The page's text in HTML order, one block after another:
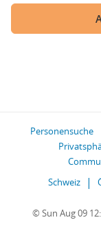
Personensuche
Schweiz
© Sun Aug 09